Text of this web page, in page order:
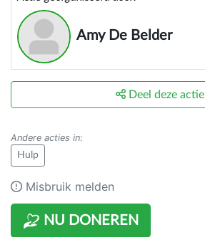
Amy De Belder
NU DONEREN
Deel deze actie
Andere acties in:
Hulp
Misbruik melden